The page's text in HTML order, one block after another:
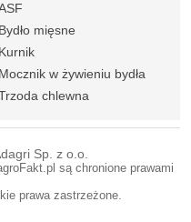
Bydło mięsne
Kurnik
Mocznik w żywieniu bydła
chlewna
Sp. z o.o.
są chronione prawami
prawa zastrzeżone.